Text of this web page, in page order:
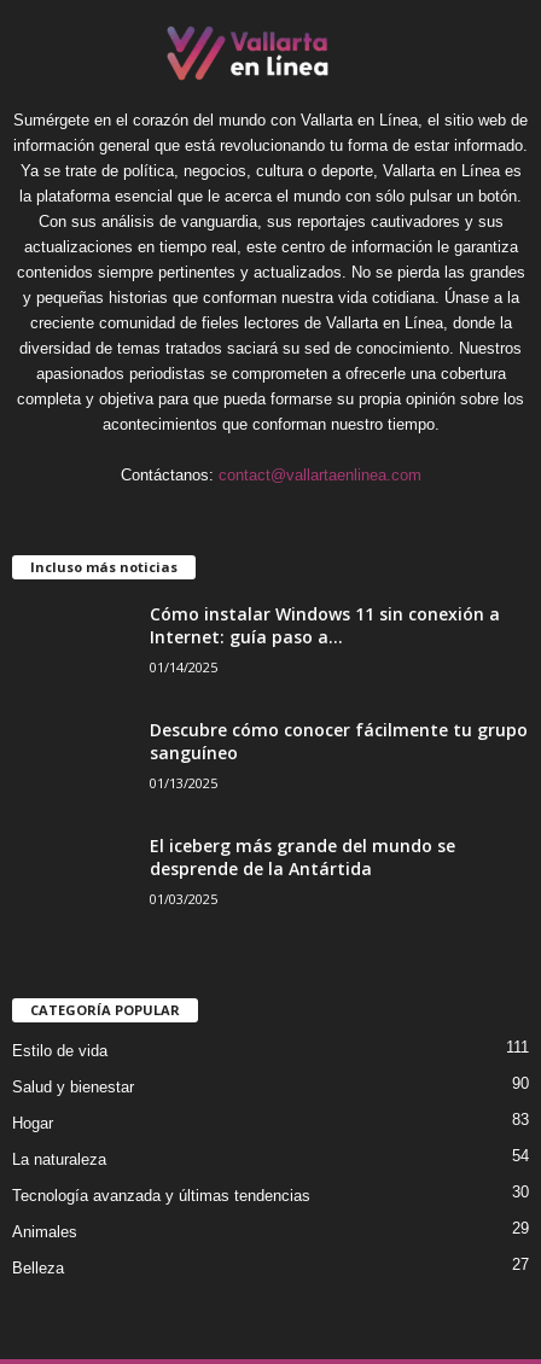
Sumérgete en el corazón del mundo con Vallarta en Línea, el sitio web de
información general que está revolucionando tu forma de estar informado.
Ya se trate de política, negocios, cultura o deporte, Vallarta en Línea es
la plataforma esencial que le acerca el mundo con sólo pulsar un botón.
Con sus análisis de vanguardia, sus reportajes cautivadores y sus
actualizaciones en tiempo real, este centro de información le garantiza
contenidos siempre pertinentes y actualizados. No se pierda las grandes
y pequeñas historias que conforman nuestra vida cotidiana. Únase a la
creciente comunidad de fieles lectores de Vallarta en Línea, donde la
diversidad de temas tratados saciará su sed de conocimiento. Nuestros
apasionados periodistas se comprometen a ofrecerle una cobertura
completa y objetiva para que pueda formarse su propia opinión sobre los
acontecimientos que conforman nuestro tiempo.
Contáctanos: contact@vallartaenlinea.com
Incluso más noticias
Cómo instalar Windows 11 sin conexión a
Internet: guía paso a...
01/14/2025
Descubre cómo conocer fácilmente tu grupo
sanguíneo
01/13/2025
El iceberg más grande del mundo se
desprende de la Antártida
01/03/2025
CATEGORÍA POPULAR
Estilo de vida 111
Salud y bienestar 90
Hogar 83
La naturaleza 54
Tecnología avanzada y últimas tendencias 30
Animales 29
Belleza 27